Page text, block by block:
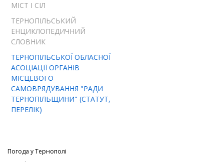
МІСТ І СІЛ
ТЕРНОПІЛЬСЬКИЙ
ЕНЦИКЛОПЕДИЧНИЙ
СЛОВНИК
ТЕРНОПІЛЬСЬКОЇ ОБЛАСНОЇ
АСОЦІАЦІЇ ОРГАНІВ
МІСЦЕВОГО
САМОВРЯДУВАННЯ "РАДИ
ТЕРНОПІЛЬЩИНИ" (СТАТУТ,
ПЕРЕЛІК)
Погода уТернополі